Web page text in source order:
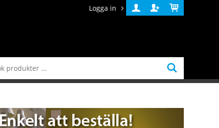
Logga in
Logga
in
Skapa
konto
Varukorg